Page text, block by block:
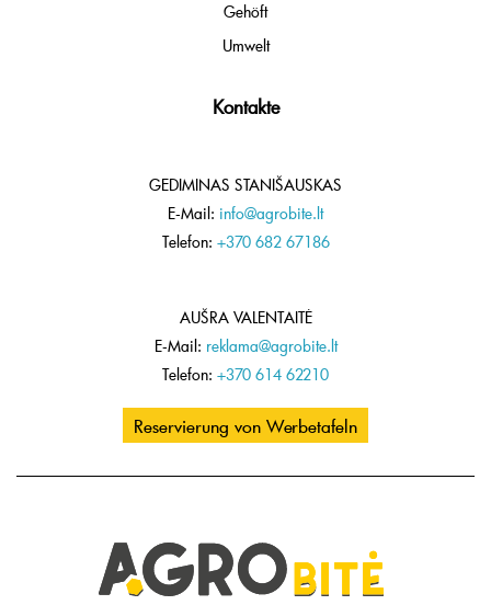
Gehöft
Umwelt
Kontakte
GEDIMINAS STANIŠAUSKAS
E-Mail: info@agrobite.lt
Telefon: +370 682 67186
AUŠRA VALENTAITĖ
E-Mail: reklama@agrobite.lt
Telefon: +370 614 62210
Reservierung von Werbetafeln